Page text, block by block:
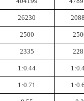
26230
2500
2335
1:0.44
1:0.71